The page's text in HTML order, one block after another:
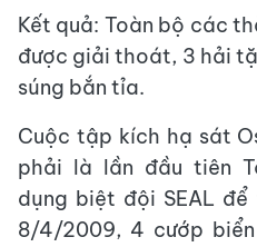
Kết quả: Toàn bộ các
được giải thoát, 3 hải
súng bắn tỉa.
Cuộc tập kích hạ sát
phải là lần đầu tiên
dụng biệt đội SEAL
8/4/2009, 4 cướp